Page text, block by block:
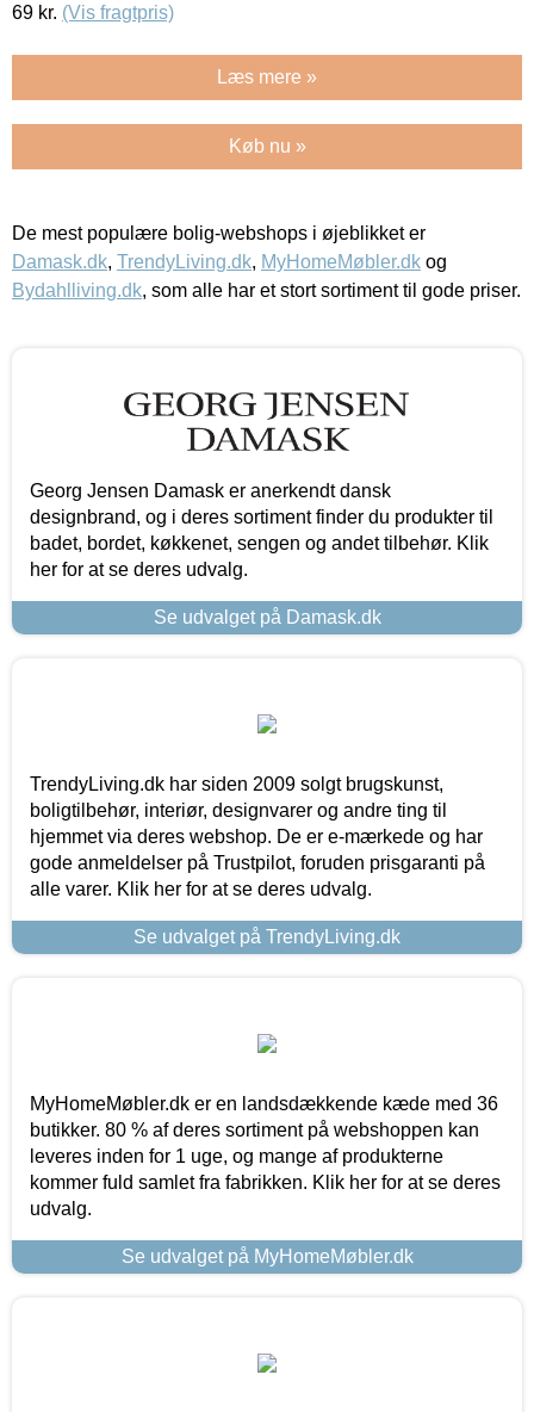
69 kr. (Vis fragtpris)
Læs mere »
Køb nu »
De mest populære bolig-webshops i øjeblikket er
Damask.dk, TrendyLiving.dk, MyHomeMøbler.dk og
Bydahlliving.dk, som alle har et stort sortiment til gode priser.
Georg Jensen Damask er anerkendt dansk
designbrand, og i deres sortiment finder du produkter til
badet, bordet, køkkenet, sengen og andet tilbehør. Klik
her for at se deres udvalg.
Se udvalget på Damask.dk
TrendyLiving.dk har siden 2009 solgt brugskunst,
boligtilbehør, interiør, designvarer og andre ting til
hjemmet via deres webshop. De er e-mærkede og har
gode anmeldelser på Trustpilot, foruden prisgaranti på
alle varer. Klik her for at se deres udvalg.
Se udvalget på TrendyLiving.dk
MyHomeMøbler.dk er en landsdækkende kæde med 36
butikker. 80 % af deres sortiment på webshoppen kan
leveres inden for 1 uge, og mange af produkterne
kommer fuld samlet fra fabrikken. Klik her for at se deres
udvalg.
Se udvalget på MyHomeMøbler.dk